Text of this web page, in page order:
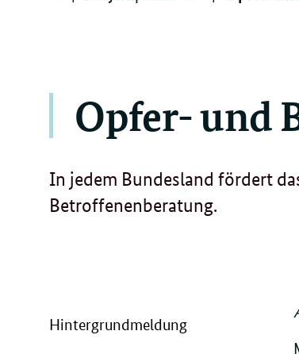
Opfer- und
Hintergrundmeldung
In jedem Bundesland fördert
Betroffenenberatung.